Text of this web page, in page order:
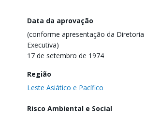
Data da aprovação
(conforme apresentação da Diretoria
Executiva)
17 de setembro de 1974
Região
Leste Asiático e Pacífico
Risco Ambiental e Social